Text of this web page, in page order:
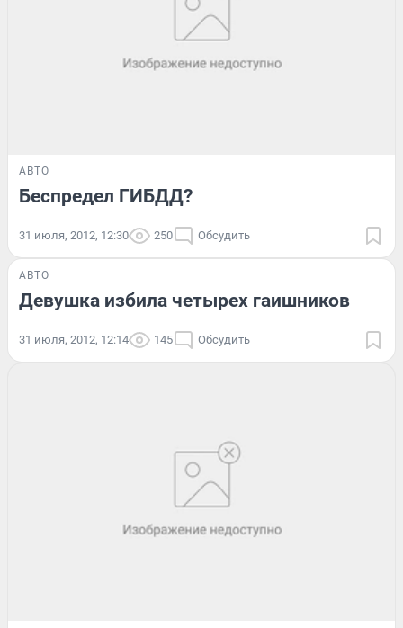
АВТО
Беспредел ГИБДД?
31 июля, 2012, 12:30 250 Обсудить
АВТО
Девушка избила четырех гаишников
31 июля, 2012, 12:14 145 Обсудить